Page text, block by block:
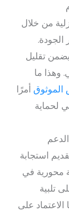
من خلال
تقليل
وهذا ما
الموثوق أمرًا
لحماية
استجابة
محورية في
تلبية
الاعتماد على